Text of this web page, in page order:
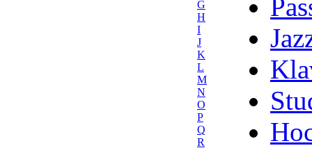
G
H
I
J
K
L
M
N
O
P
Q
R